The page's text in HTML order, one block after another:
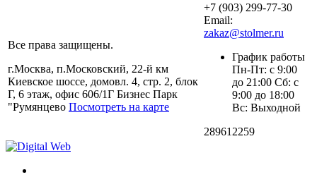
Все права защищены.
г.Москва, п.Московский, 22-й км
Киевское шоссе, домовл. 4, стр. 2, блок
Г, 6 этаж, офис 606/1Г Бизнес Парк
"Румянцево Посмотреть на карте
+7 (903) 299-77-30
Email:
zakaz@stolmer.ru
График работы
Пн-Пт: с 9:00
до 21:00 Сб: с
9:00 до 18:00
Вс: Выходной
289612259